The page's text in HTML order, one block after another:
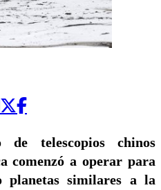
de telescopios chinos
comenzó a operar para
planetas similares a la